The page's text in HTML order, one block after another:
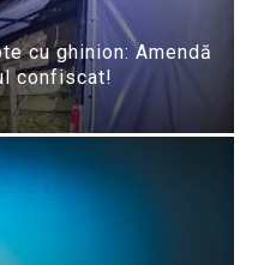
cu ghinion: Amendă
confiscat!